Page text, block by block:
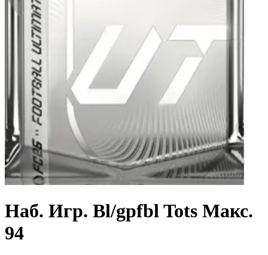
Наб. Игр. Bl/gpfbl Tots Макс.
94